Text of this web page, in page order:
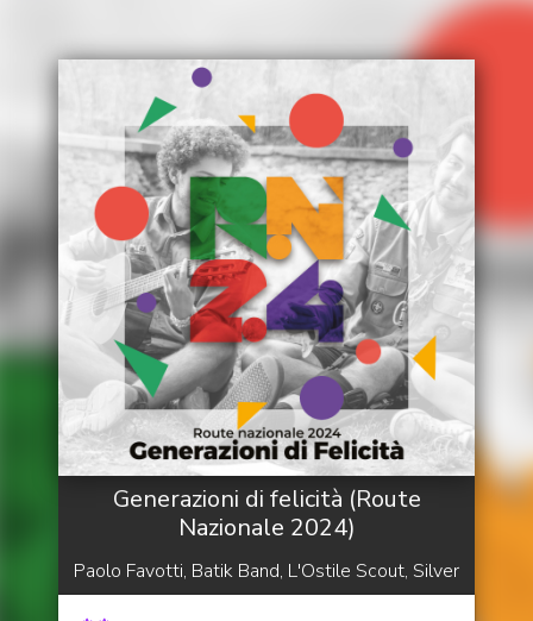
Generazioni di felicità (Route
Nazionale 2024)
Paolo Favotti, Batik Band, L'Ostile Scout, Silver